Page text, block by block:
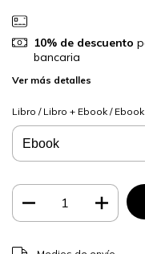
10% de descuento
bancaria
Ver más detalles
Libro / Libro + Ebook / Ebook
Entregas para el CP: